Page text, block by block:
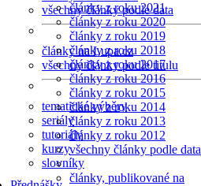
všechny články podle data
články na Lupa.cz
všechny články podle titulu
tematické výběry
seriály
tutoriály
kurzy
slovníky
články z roku 2021
články z roku 2020
články z roku 2019
články z roku 2018
články z roku 2017
články z roku 2016
články z roku 2015
články z roku 2014
články z roku 2013
články z roku 2012
všechny články podle data
články, publikované na